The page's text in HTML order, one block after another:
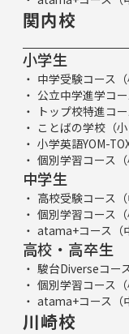
関内校
小学生
中学受験コース（
公立中学進学コ
トップ校特進コー
ことばの学校（小
小学英語YOM-
個別学習コース（
中学生
高校受験コース（
個別学習コース（
atama+コース（
高校・高卒生
駿台Diverseコー
個別学習コース（
atama+コース（
川崎校